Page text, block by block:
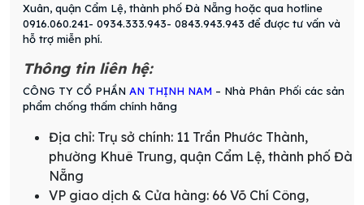
Xuân, quận Cẩm Lệ, thành phố Đà Nẵng hoặc qua hotline
0916.060.241- 0934.333.943- 0843.943.943 để được tư vấn và
hỗ trợ miễn phí.
Thông tin liên hệ:
CÔNG TY CỔ PHẦN AN THỊNH NAM – Nhà Phân Phối các sản
phẩm chống thấm chính hãng
Địa chỉ: Trụ sở chính: 11 Trần Phước Thành,
phường Khuê Trung, quận Cẩm Lệ, thành phố Đà
Nẵng
VP giao dịch & Cửa hàng: 66 Võ Chí Công,